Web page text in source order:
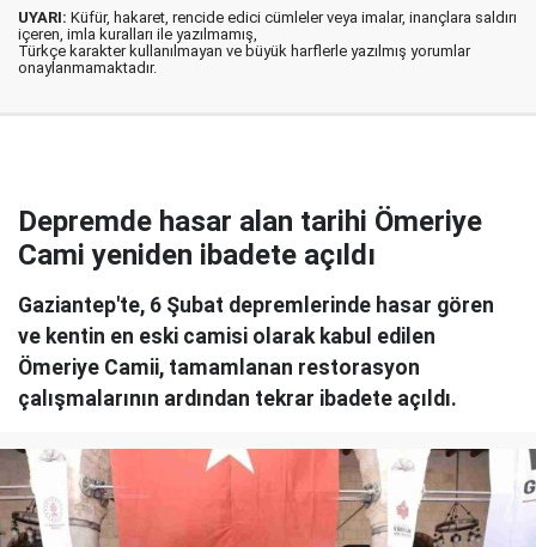
UYARI: Küfür, hakaret, rencide edici cümleler veya imalar, inançlara saldırı
içeren, imla kuralları ile yazılmamış,
Türkçe karakter kullanılmayan ve büyük harflerle yazılmış yorumlar
onaylanmamaktadır.
Depremde hasar alan tarihi Ömeriye
Cami yeniden ibadete açıldı
Gaziantep'te, 6 Şubat depremlerinde hasar gören
ve kentin en eski camisi olarak kabul edilen
Ömeriye Camii, tamamlanan restorasyon
çalışmalarının ardından tekrar ibadete açıldı.